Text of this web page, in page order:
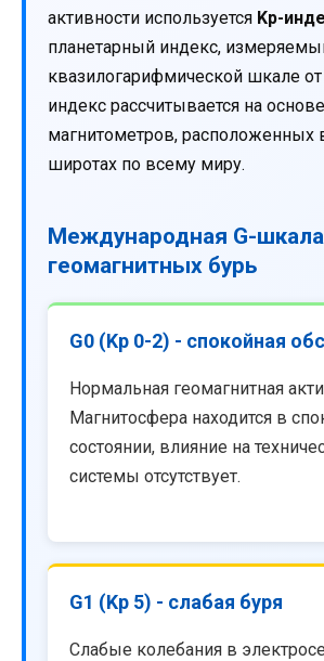
активности используется Kp-
планетарный индекс,
квазилогарифмической шкале от
индекс рассчитывается на
магнитометров, расположенных
широтах по всему миру.
Международная G-шкала
геомагнитных бурь
G0 (Kp 0-2) - спокойная
Нормальная геомагнитная
Магнитосфера находится в
состоянии, влияние на
системы отсутствует.
G1 (Kp 5) - слабая буря
Слабые колебания в